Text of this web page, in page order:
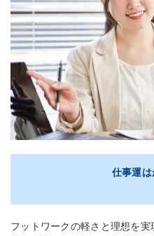
仕事運
フットワークの軽さと理想を